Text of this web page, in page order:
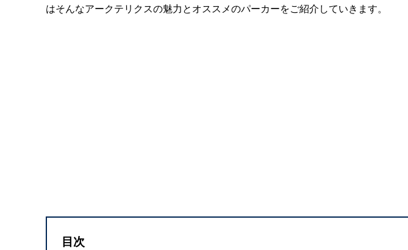
はそんなアークテリクスの魅力とオススメのパーカーをご紹介していきます。
目次